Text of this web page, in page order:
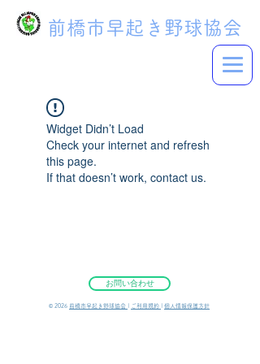
前橋市早起き野球協会
Widget Didn’t Load
Check your internet and refresh
this page.
If that doesn’t work, contact us.
お問い合わせ
©︎ 2026 前橋市早起き野球協会 ご利用規約 個人情報保護方針